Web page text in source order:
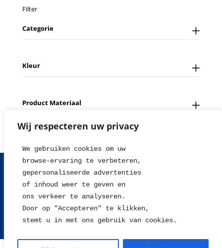
Wij respecteren uw privacy
We gebruiken cookies om uw
browse-ervaring te verbeteren,
gepersonaliseerde advertenties
of inhoud weer te geven en
ons verkeer te analyseren.
Door op "Accepteren" te klikken,
stemt u in met ons gebruik van cookies.
Filter
Categorie
Kleur
Product Materiaal
Contact
Tips en Nieuws
Herroepingsrecht
Retour sturen
Algemene voorwaarden
Disclaimer
2004 - 2026 © WillieJan®